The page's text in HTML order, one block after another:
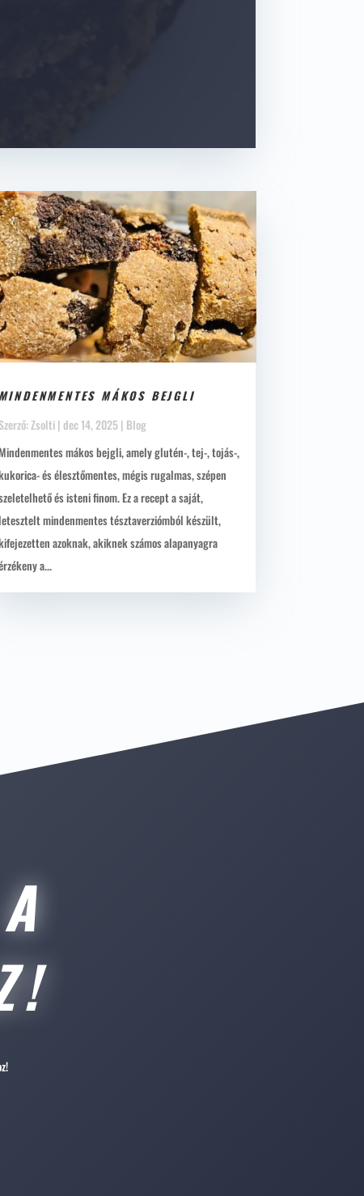
MINDENMENTES MÁKOS BEJGLI
Szerző:Zsolti| dec 14, 2025 | Blog
Mindenmentes mákos bejgli, amely glutén-, tej-, tojás-,
és élesztőmentes, mégis rugalmas, szépen
és isteni finom. Ez a recept a saját,
letesztelt mindenmentes tésztaverziómból készült,
azoknak, akiknek számos alapanyagra
a...